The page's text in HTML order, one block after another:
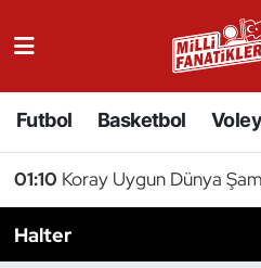
Futbol Basketbol
01:10 Koray Uygun Dünya
Halter
Badminton
Basketbol